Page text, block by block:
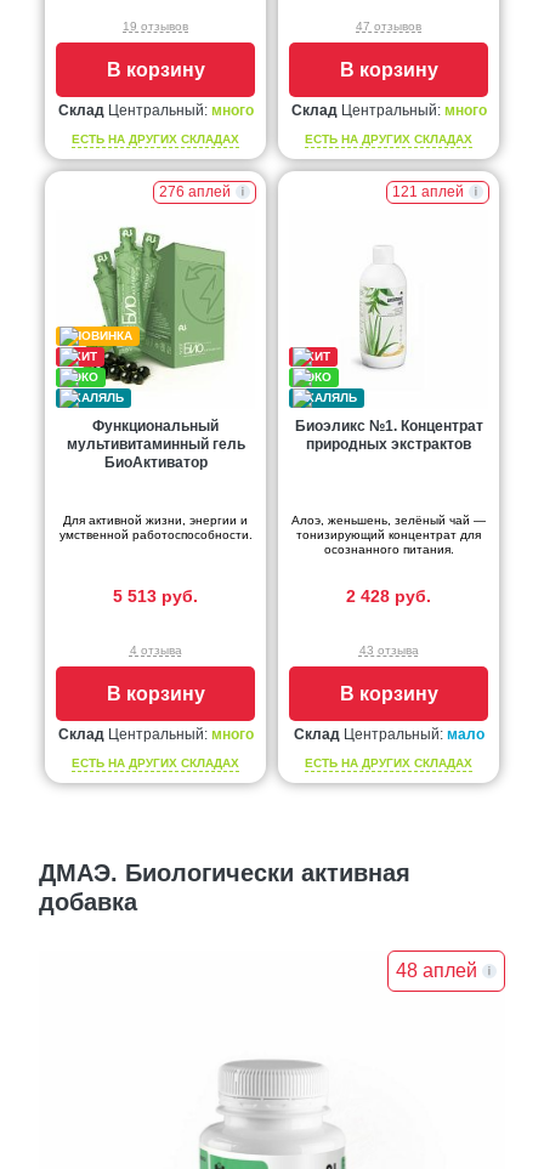
19 отзывов
В корзину
Склад Центральный: много
ЕСТЬ НА ДРУГИХ СКЛАДАХ
47 отзывов
В корзину
Склад Центральный: много
ЕСТЬ НА ДРУГИХ СКЛАДАХ
276 аплей
Функциональный
мультивитаминный гель
БиоАктиватор
Для активной жизни, энергии и
умственной работоспособности.
5 513 руб.
4 отзыва
В корзину
Склад Центральный: много
ЕСТЬ НА ДРУГИХ СКЛАДАХ
121 аплей
Биоэликс №1. Концентрат
природных экстрактов
Алоэ, женьшень, зелёный чай —
тонизирующий концентрат для
осознанного питания.
2 428 руб.
43 отзыва
В корзину
Склад Центральный: мало
ЕСТЬ НА ДРУГИХ СКЛАДАХ
ДМАЭ. Биологически активная
добавка
48 аплей